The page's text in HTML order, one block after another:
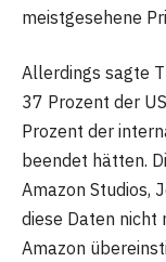
meistgesehene
Allerdings sagte
37 Prozent der
Prozent der
beendet hätten.
Amazon Studios,
diese Daten nicht
Amazon